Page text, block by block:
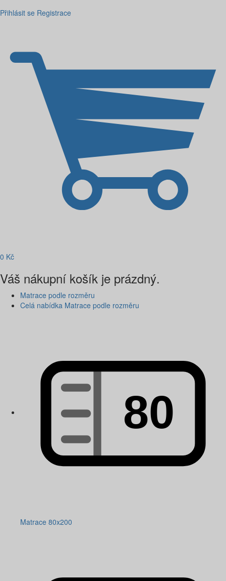
Přihlásit se Registrace
0 Kč
Váš nákupní košík je prázdný.
Matrace podle rozměru
Celá nabídka Matrace podle rozměru
Matrace 80x200